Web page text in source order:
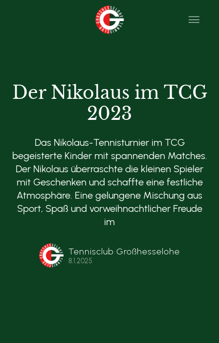
Der Nikolaus im TCG
2023
Das Nikolaus-Tennisturnier im TCG
begeisterte Kinder mit spannenden Matches.
Der Nikolaus überraschte die kleinen Spieler
mit Geschenken und schaffte eine festliche
Atmosphäre. Eine gelungene Mischung aus
Sport, Spaß und vorweihnachtlicher Freude
im
Tennisclub Großhesselohe
8.1.2025